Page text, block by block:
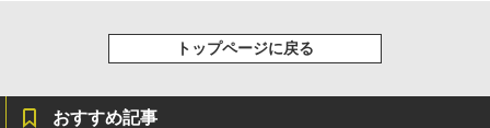
トップページに戻る
おすすめ記事